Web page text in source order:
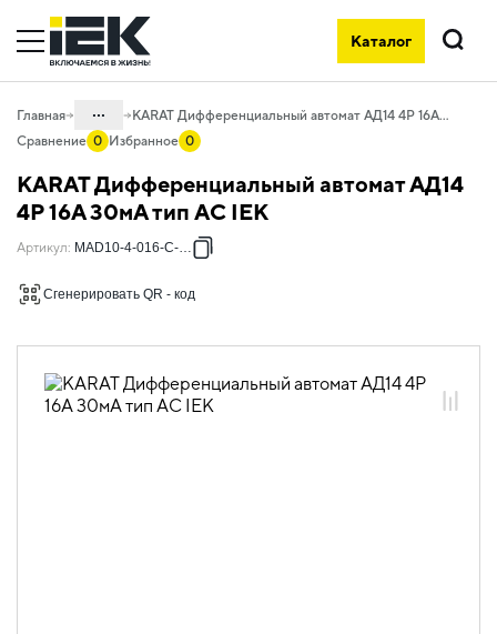
Каталог
Поиск
Главная ...
01. Модульное оборудование
01.04 Модульное оборудование
01.04.02 Устройства
01.04.02.02 Автоматические
тока АД
KARAT Дифференциальный автомат АД14 4P 16А 30мА тип AC IEK
Сравнение 0 Избранное 0
KARAT Дифференциальный автомат АД14
4P 16А 30мА тип AC IEK
Артикул: MAD10-4-016-C-030
Сгенерировать QR - код